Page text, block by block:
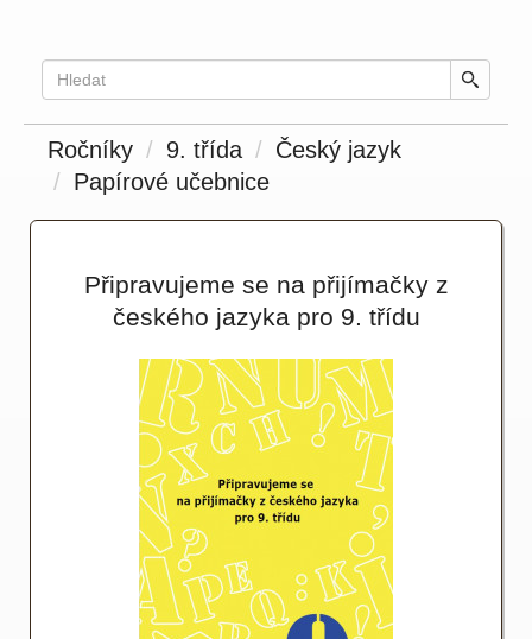
Ročníky 9. třída
Český jazyk
Papírové učebnice
Připravujeme se na přijímačky z
českého jazyka pro 9. třídu